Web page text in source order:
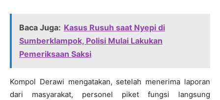
Baca Juga: Kasus Rusuh saat Nyepi di
Sumberklampok, Polisi Mulai Lakukan
Pemeriksaan Saksi
Kompol Derawi mengatakan, setelah menerima laporan
dari masyarakat, personel piket fungsi langsung